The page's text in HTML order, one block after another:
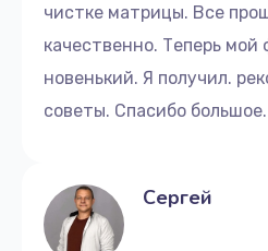
чистке матрицы. Все
качественно. Теперь мой
новенький. Я получил.
советы. Спасибо большое.
Сергей